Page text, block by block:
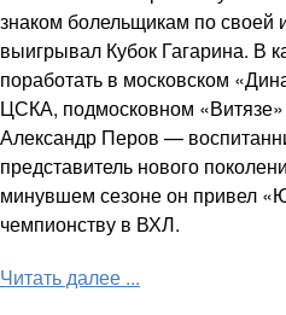
знаком болельщикам по своей
выигрывал Кубок Гагарина. В
поработать в московском
ЦСКА, подмосковном
Александр Перов —
представитель нового
минувшем сезоне он привел
чемпионству в ВХЛ.
Читать далее ...